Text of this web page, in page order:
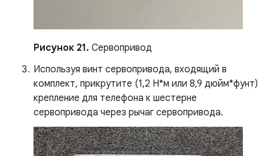
Рисунок 21. Сервопривод
Используя винт сервопривода, входящий в
комплект, прикрутите (1,2 Н*м или 8,9 дюйм*фунт)
крепление для телефона к шестерне
сервопривода через рычаг сервопривода.